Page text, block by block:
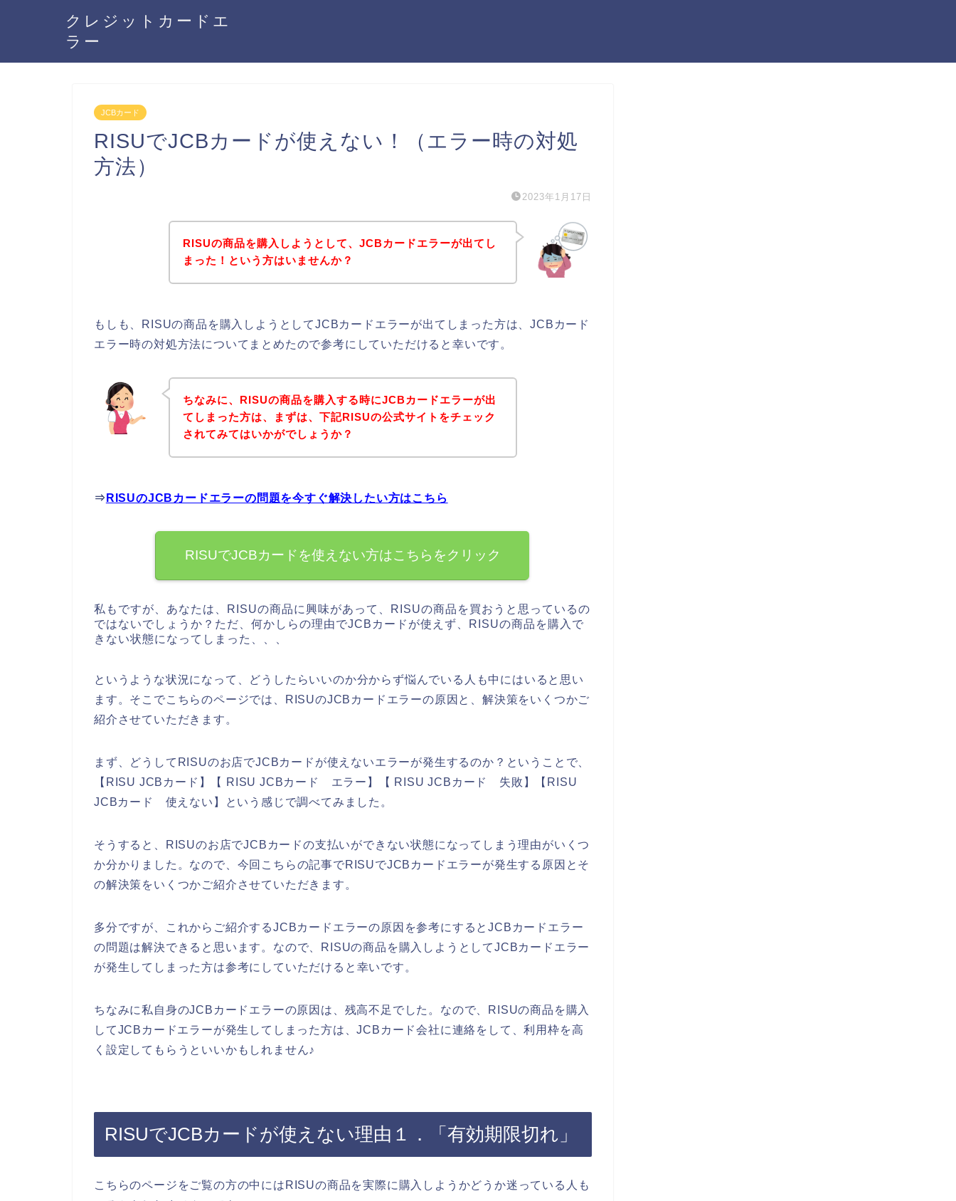
クレジットカードエ
ラー
JCBカード
RISUでJCBカードが使えない！（エラー時の対処
方法）
2023年1月17日
RISUの商品を購入しようとして、JCBカードエラーが出てし
まった！という方はいませんか？
もしも、RISUの商品を購入しようとしてJCBカードエラーが出てしまった方は、JCBカード
エラー時の対処方法についてまとめたので参考にしていただけると幸いです。
ちなみに、RISUの商品を購入する時にJCBカードエラーが出
てしまった方は、まずは、下記RISUの公式サイトをチェック
されてみてはいかがでしょうか？
⇒ RISUのJCBカードエラーの問題を今すぐ解決したい方はこちら
RISUでJCBカードを使えない方はこちらをクリック
私もですが、あなたは、RISUの商品に興味があって、RISUの商品を買おうと思っているの
ではないでしょうか？ただ、何かしらの理由でJCBカードが使えず、RISUの商品を購入で
きない状態になってしまった、、、
というような状況になって、どうしたらいいのか分からず悩んでいる人も中にはいると思い
ます。そこでこちらのページでは、RISUのJCBカードエラーの原因と、解決策をいくつかご
紹介させていただきます。
まず、どうしてRISUのお店でJCBカードが使えないエラーが発生するのか？ということで、
【RISU JCBカード】【 RISU JCBカード エラー】【 RISU JCBカード 失敗】【RISU
JCBカード 使えない】という感じで調べてみました。
そうすると、RISUのお店でJCBカードの支払いができない状態になってしまう理由がいくつ
か分かりました。なので、今回こちらの記事でRISUでJCBカードエラーが発生する原因とそ
の解決策をいくつかご紹介させていただきます。
多分ですが、これからご紹介するJCBカードエラーの原因を参考にするとJCBカードエラー
の問題は解決できると思います。なので、RISUの商品を購入しようとしてJCBカードエラー
が発生してしまった方は参考にしていただけると幸いです。
ちなみに私自身のJCBカードエラーの原因は、残高不足でした。なので、RISUの商品を購入
してJCBカードエラーが発生してしまった方は、JCBカード会社に連絡をして、利用枠を高
く設定してもらうといいかもしれません♪
RISUでJCBカードが使えない理由１．「有効期限切れ」
こちらのページをご覧の方の中にはRISUの商品を実際に購入しようかどうか迷っている人も